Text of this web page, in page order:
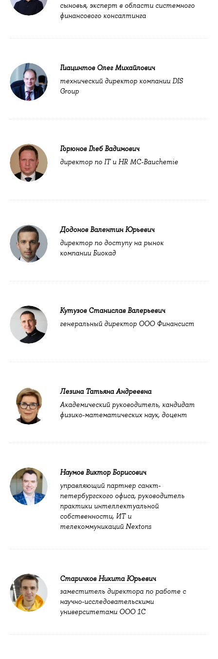
сыновья, эксперт в области системного
финансового консалтинга
Гиацинтов Олег Михайлович
технический директор компании DIS
Group
Горюнов Глеб Вадимович
директор по IT и HR МС-Bauchemie
Додонов Валентин Юрьевич
директор по доступу на рынок
компании Биокад
Кутузов Станислав Валерьевич
генеральный директор ООО Финансист
Лезина Татьяна Андреевна
Академический руководитель, кандидат
физико-математических наук, доцент
Наумов Виктор Борисович
управляющий партнер санкт-
петербургского офиса, руководитель
практики интеллектуальной
собственности, ИТ и
телекоммуникаций Nextons
Старичков Никита Юрьевич
заместитель директора по работе с
научно-исследовательскими
университетами ООО 1С